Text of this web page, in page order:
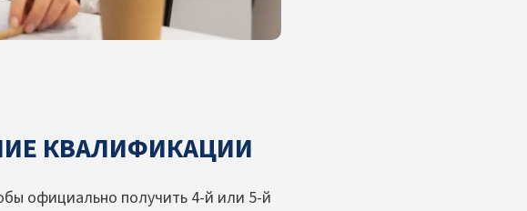
КВАЛИФИКАЦИИ
официально получить 4-й или 5-й